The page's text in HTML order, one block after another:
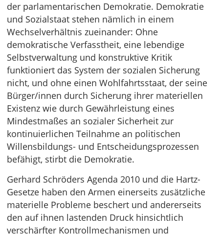
der parlamentarischen Demokratie. Demokratie
und Sozialstaat stehen nämlich in einem
Wechselverhältnis zueinander: Ohne
demokratische Verfasstheit, eine lebendige
Selbstverwaltung und konstruktive Kritik
funktioniert das System der sozialen Sicherung
nicht, und ohne einen Wohlfahrtsstaat, der seine
Bürger/innen durch Sicherung ihrer materiellen
Existenz wie durch Gewährleistung eines
Mindestmaßes an sozialer Sicherheit zur
kontinuierlichen Teilnahme an politischen
Willensbildungs- und Entscheidungsprozessen
befähigt, stirbt die Demokratie.
Gerhard Schröders Agenda 2010 und die Hartz-
Gesetze haben den Armen einerseits zusätzliche
materielle Probleme beschert und andererseits
den auf ihnen lastenden Druck hinsichtlich
verschärfter Kontrollmechanismen und